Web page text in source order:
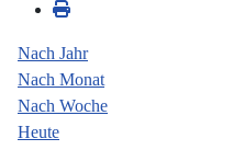
Nach Jahr
Nach Monat
Nach Woche
Heute